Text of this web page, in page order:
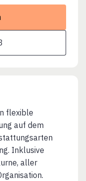
flexible
auf dem
Inklusive
aller